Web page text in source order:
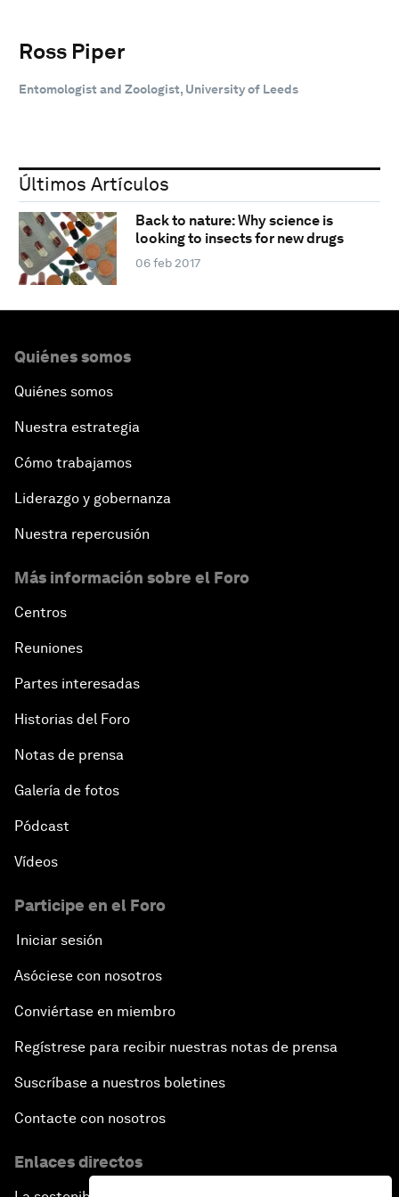
Ross Piper
Entomologist and Zoologist, University of Leeds
Últimos Artículos
Back to nature: Why science is
looking to insects for new drugs
06 feb 2017
Quiénes somos
Quiénes somos
Nuestra estrategia
Cómo trabajamos
Liderazgo y gobernanza
Nuestra repercusión
Más información sobre el Foro
Centros
Reuniones
Partes interesadas
Historias del Foro
Notas de prensa
Galería de fotos
Pódcast
Vídeos
Participe en el Foro
Iniciar sesión
Asóciese con nosotros
Conviértase en miembro
Regístrese para recibir nuestras notas de prensa
Suscríbase a nuestros boletines
Contacte con nosotros
Enlaces directos